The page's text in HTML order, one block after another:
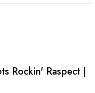
Rockin' Raspect |